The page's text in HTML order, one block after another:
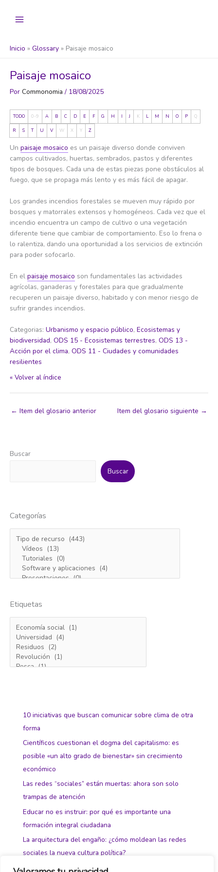
Inicio Glossary Paisaje mosaico
Paisaje mosaico
Por Commonomia / 18/08/2025
TODO 0-9 A B C D E F G H I J K L M N O P Q
R S T U V W X Y Z
Un paisaje mosaico es un paisaje diverso donde conviven
campos cultivados, huertas, sembrados, pastos y diferentes
tipos de bosques. Cada una de estas piezas pone obstáculos al
fuego, que se propaga más lento y es más fácil de apagar.
Los grandes incendios forestales se mueven muy rápido por
bosques y matorrales extensos y homogéneos. Cada vez que el
incendio encuentra un campo de cultivo o una vegetación
diferente tiene que cambiar de comportamiento. Eso lo frena o
lo ralentiza, dando una oportunidad a los servicios de extinción
para poder sofocarlo.
En el paisaje mosaico son fundamentales las actividades
agrícolas, ganaderas y forestales para que gradualmente
recuperen un paisaje diverso, habitado y con menor riesgo de
sufrir grandes incendios.
Categorias: Urbanismo y espacio público, Ecosistemas y
biodiversidad, ODS 15 - Ecosistemas terrestres, ODS 13 -
Acción por el clima, ODS 11 - Ciudades y comunidades
resilientes
« Volver al índice
← Item del glosario anterior Item del glosario siguiente →
Buscar
Buscar
Categorías
Etiquetas
10 iniciativas que buscan comunicar sobre clima de otra
forma
Científicos cuestionan el dogma del capitalismo: es
posible «un alto grado de bienestar» sin crecimiento
económico
Las redes “sociales” están muertas: ahora son solo
trampas de atención
Educar no es instruir: por qué es importante una
formación integral ciudadana
La arquitectura del engaño: ¿cómo moldean las redes
sociales la nueva cultura política?